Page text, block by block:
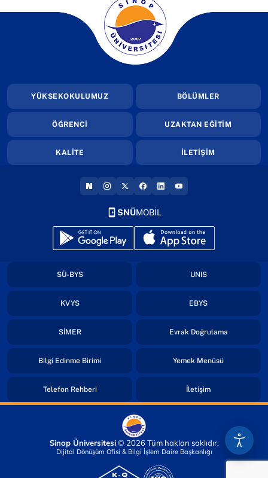
(yeni sekmede açılır)
YÜKSEKOKULUMUZ BÖLÜMLER
ÖĞRENCİ UZAKTAN EĞİTİM
KALİTE İLETİŞİM
(YENI SEKMEDE AÇILIR)
(YENI SEKMEDE AÇILIR)
(YENI SEKMEDE AÇILIR)
(YENI SEKMEDE AÇILIR)
(YENI SEKMEDE AÇILIR)
(YENI SEKMEDE
SNÜMOBİL
(yeni sekmede açılır)(yeni sekmede açılır)
SÜ-BYS(yeni sekmede açılır) UNIS(yeni sekmede
KVYS(yeni sekmede açılır) EBYS(yeni sekmede
SİMER(yeni sekmede açılır) Evrak Doğrulama(yeni
Bilgi Edinme Birimi(yeni sekmede açılır) Yemek Menüsü(yeni
Telefon Rehberi(yeni sekmede açılır) İletişim(yeni sekmede
Sinop Üniversitesi© 2026 Tüm hakları saklıdır.
Dijital Dönüşüm Ofisi & Bilgi İşlem Daire Başkanlığı